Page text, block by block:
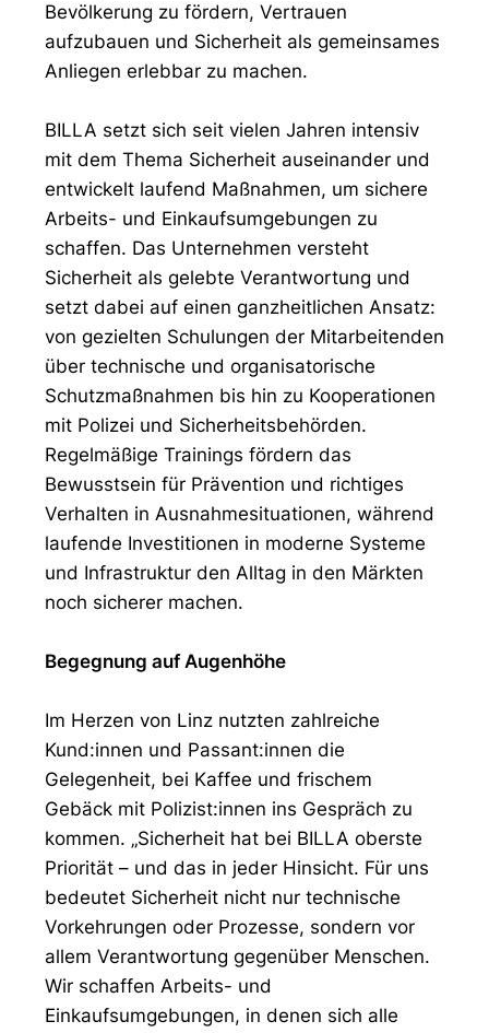
Bevölkerung zu fördern, Vertrauen
aufzubauen und Sicherheit als gemeinsames
Anliegen erlebbar zu machen.
BILLA setzt sich seit vielen Jahren intensiv
mit dem Thema Sicherheit auseinander und
entwickelt laufend Maßnahmen, um sichere
Arbeits- und Einkaufsumgebungen zu
schaffen. Das Unternehmen versteht
Sicherheit als gelebte Verantwortung und
setzt dabei auf einen ganzheitlichen Ansatz:
von gezielten Schulungen der Mitarbeitenden
über technische und organisatorische
Schutzmaßnahmen bis hin zu Kooperationen
mit Polizei und Sicherheitsbehörden.
Regelmäßige Trainings fördern das
Bewusstsein für Prävention und richtiges
Verhalten in Ausnahmesituationen, während
laufende Investitionen in moderne Systeme
und Infrastruktur den Alltag in den Märkten
noch sicherer machen.
Begegnung auf Augenhöhe
Im Herzen von Linz nutzten zahlreiche
Kund:innen und Passant:innen die
Gelegenheit, bei Kaffee und frischem
Gebäck mit Polizist:innen ins Gespräch zu
kommen. „Sicherheit hat bei BILLA oberste
Priorität – und das in jeder Hinsicht. Für uns
bedeutet Sicherheit nicht nur technische
Vorkehrungen oder Prozesse, sondern vor
allem Verantwortung gegenüber Menschen.
Wir schaffen Arbeits- und
Einkaufsumgebungen, in denen sich alle